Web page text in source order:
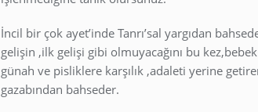
İncil bir çok ayet’inde Tanrı’sal yargıdan
gelişin ,ilk gelişi gibi olmuyacağını bu
günah ve pisliklere karşılık ,adaleti yerine
gazabından bahseder.